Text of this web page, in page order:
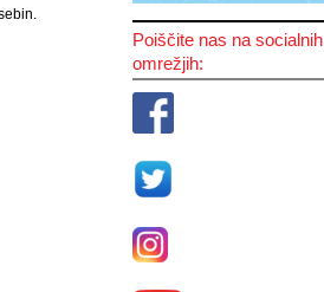
Poiščite nas na socialnih
omrežjih: